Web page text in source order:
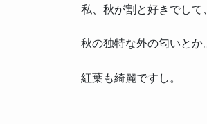
私、秋が割と好きでして、
秋の独特な外の匂いとか。
紅葉も綺麗ですし。